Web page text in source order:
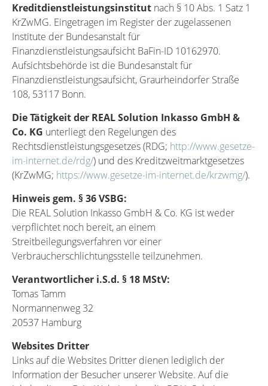
Kreditdienstleistungsinstitut nach § 10 Abs. 1 Satz 1
KrZwMG. Eingetragen im Register der zugelassenen
Institute der Bundesanstalt für
Finanzdienstleistungsaufsicht BaFin-ID 10162970.
Aufsichtsbehörde ist die Bundesanstalt für
Finanzdienstleistungsaufsicht, Graurheindorfer Straße
108, 53117 Bonn.
Die Tätigkeit der REAL Solution Inkasso GmbH &
Co. KG unterliegt den Regelungen des
Rechtsdienstleistungsgesetzes (RDG; http://www.gesetze-
im-internet.de/rdg/) und des Kreditzweitmarktgesetzes
(KrZwMG; https://www.gesetze-im-internet.de/krzwmg/).
Hinweis gem. § 36 VSBG:
Die REAL Solution Inkasso GmbH & Co. KG ist weder
verpflichtet noch bereit, an einem
Streitbeilegungsverfahren vor einer
Verbraucherschlichtungsstelle teilzunehmen.
Verantwortlicher i.S.d. § 18 MStV:
Tomas Tamm
Normannenweg 32
20537 Hamburg
Websites Dritter
Links auf die Websites Dritter dienen lediglich der
Information der Besucher unserer Website. Auf die